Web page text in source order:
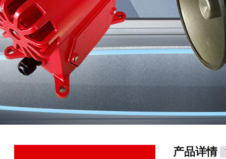
产品详情